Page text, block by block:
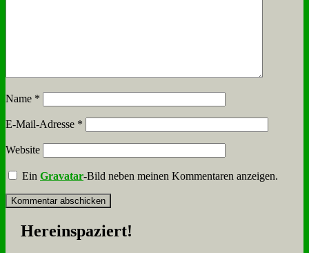
Name *
E-Mail-Adresse *
Website
EinGravatar-Bild neben meinen Kommentaren anzeigen.
Her­ein­spa­ziert!